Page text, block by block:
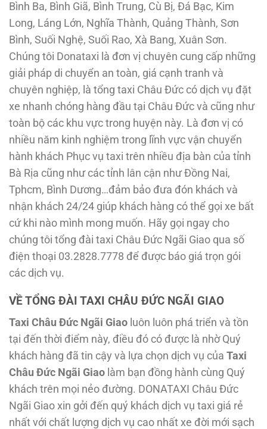
Bình Ba, Bình Giã, Bình Trung, Cù Bị, Đá Bạc, Kim
Long, Láng Lớn, Nghĩa Thành, Quảng Thành, Sơn
Bình, Suối Nghệ, Suối Rao, Xà Bang, Xuân Sơn.
Chúng tôi Donataxi là đơn vị chuyên cung cấp những
giải pháp di chuyển an toàn, giá cạnh tranh và
chuyên nghiệp, là tổng taxi Châu Đức có dịch vụ đặt
xe nhanh chóng hàng đầu tại Châu Đức và cũng như
toàn bộ các khu vực trong huyện này. Là đơn vị có
nhiều năm kinh nghiệm trong lĩnh vực vận chuyển
hành khách Phục vụ taxi trên nhiều địa bàn của tỉnh
Bà Rịa cũng như các tỉnh lân cận như Đồng Nai,
Tphcm, Bình Dương…đảm bảo đưa đón khách và
nhận khách 24/24 giúp khách hàng có thể gọi xe bất
cứ khi nào mình mong muốn. Hãy gọi ngay cho
chúng tôi tổng đài taxi Châu Đức Ngãi Giao qua số
điện thoại 03.2828.7778 để được báo giá trọn gói
các dịch vụ.
VỀ TỔNG ĐÀI TAXI CHÂU ĐỨC NGÃI GIAO
Taxi Châu Đức Ngãi Giao luôn luôn phá triển và tồn
tại đến thời điểm này, điều đó có được là nhờ Quý
khách hàng đã tin cậy và lựa chọn dịch vụ của Taxi
Châu Đức Ngãi Giao làm bạn đồng hành cùng Quý
khách trên mọi nẻo đường. DONATAXI Châu Đức
Ngãi Giao xin gởi đến quý khách dịch vụ taxi giá rẻ
nhất với chất lượng dịch vụ cao nhất xe đời mới sạch